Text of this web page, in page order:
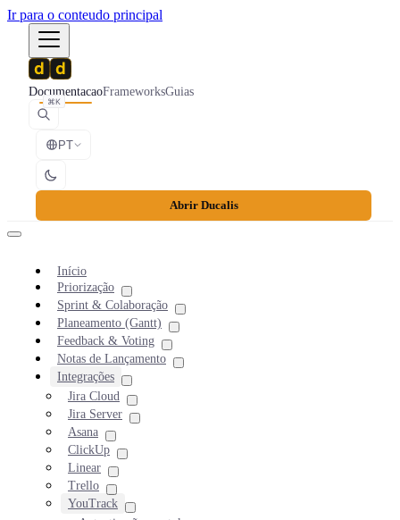
Ir para o conteudo principal
DocumentacaoFrameworksGuias
⌘K
PT
Abrir Ducalis
Início
Priorização
Sprint & Colaboração
Planeamento (Gantt)
Feedback & Voting
Notas de Lançamento
Integrações
Jira Cloud
Jira Server
Asana
ClickUp
Linear
Trello
YouTrack